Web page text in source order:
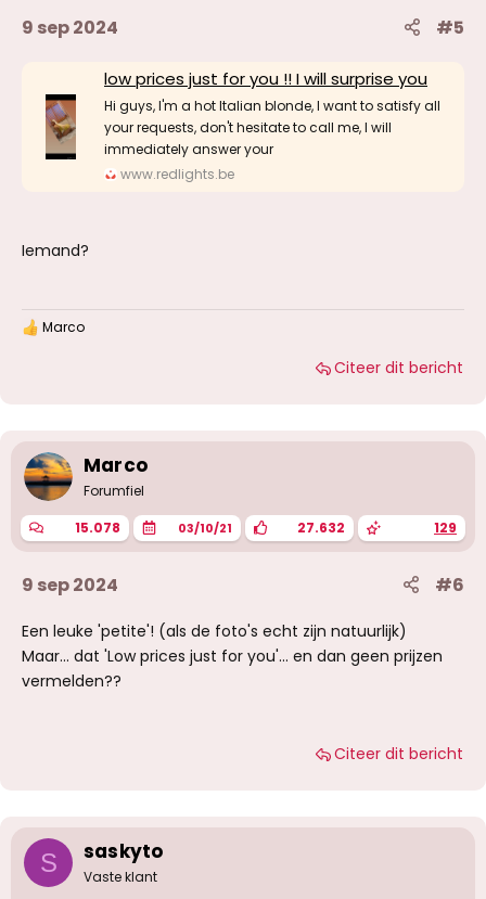
9 sep 2024 #5
low prices just for you !! I will surprise you
Hi guys, I'm a hot Italian blonde, I want to satisfy all
your requests, don't hesitate to call me, I will
immediately answer your
www.redlights.be
Iemand?
W
n
g
n
:
Marco
Citeer dit bericht
Marco
Forumfiel
15.078 03/10/21 27.632 129
9 sep 2024 #6
Een leuke 'petite'! (als de foto's echt zijn natuurlijk)
Maar... dat 'Low prices just for you'... en dan geen prijzen
vermelden??
Citeer dit bericht
S saskyto
Vaste klant